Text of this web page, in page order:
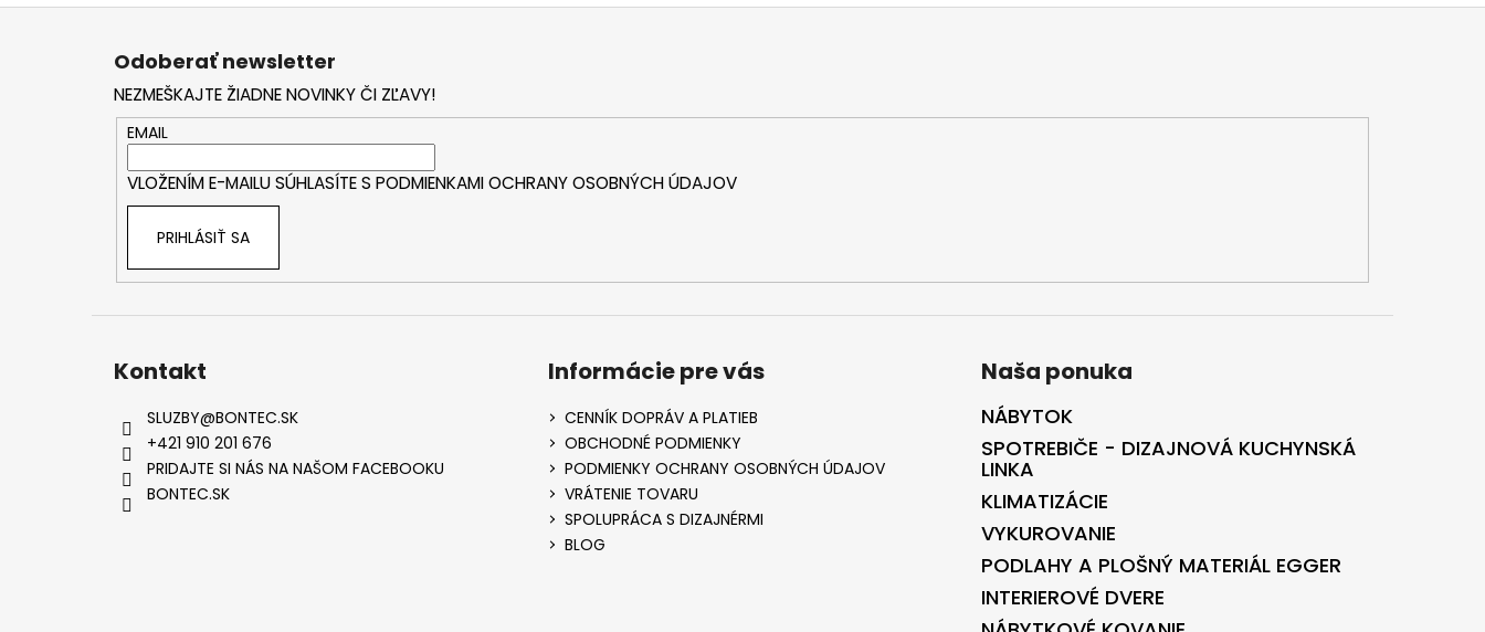
Z
Odoberať newsletter
NEZMEŠKAJTE ŽIADNE NOVINKY ČI ZĽAVY!
EMAIL
VLOŽENÍM E-MAILU SÚHLASÍTE S PODMIENKAMI OCHRANY OSOBNÝCH ÚDAJOV
PRIHLÁSIŤ SA
Kontakt
SLUZBY@BONTEC.SK
+421 910 201 676
PRIDAJTE SI NÁS NA NAŠOM FACEBOOKU
BONTEC.SK
Informácie pre vás
CENNÍK DOPRÁV A PLATIEB
OBCHODNÉ PODMIENKY
PODMIENKY OCHRANY OSOBNÝCH ÚDAJOV
VRÁTENIE TOVARU
SPOLUPRÁCA S DIZAJNÉRMI
BLOG
Naša ponuka
NÁBYTOK
SPOTREBIČE - DIZAJNOVÁ KUCHYNSKÁ
LINKA
KLIMATIZÁCIE
VYKUROVANIE
PODLAHY A PLOŠNÝ MATERIÁL EGGER
INTERIEROVÉ DVERE